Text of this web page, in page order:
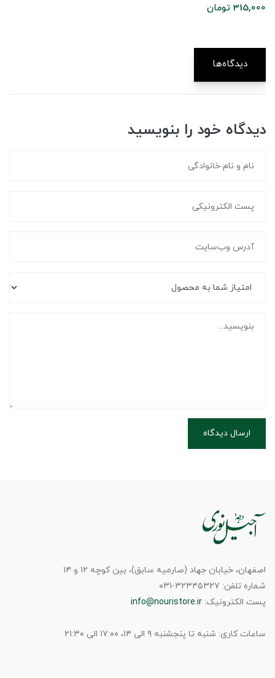
315,000 تومان
دیدگاه‌ها
دیدگاه خود را بنویسید
ارسال دیدگاه
اصفهان، خیابان جهاد (صارمیه سابق)، بین کوچه ۱۲ و ۱۴
شماره تلفن: ۳۲۳۴۵۳۲۷-۰۳۱
پست الکترونیک: info@nouristore.ir
ساعات کاری: شنبه تا پنجشنبه ۹ الی ۱۴، ۱۷:۰۰ الی ۲۱:۳۰